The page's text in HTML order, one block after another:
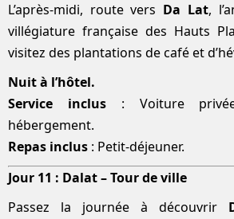
L’après-midi, route vers Da Lat,
villégiature française des Hauts
visitez des plantations de café et
Nuit à l’hôtel.
Service inclus: Voiture
hébergement.
Repas inclus : Petit-déjeuner.
Jour 11 : Dalat – Tour de ville
Passez la journée à découvrir